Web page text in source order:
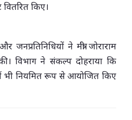
किए।
ने मंत्री जोराराम
विभाग ने संकल्प दोहराया कि
भी नियमित रूप से आयोजित किए